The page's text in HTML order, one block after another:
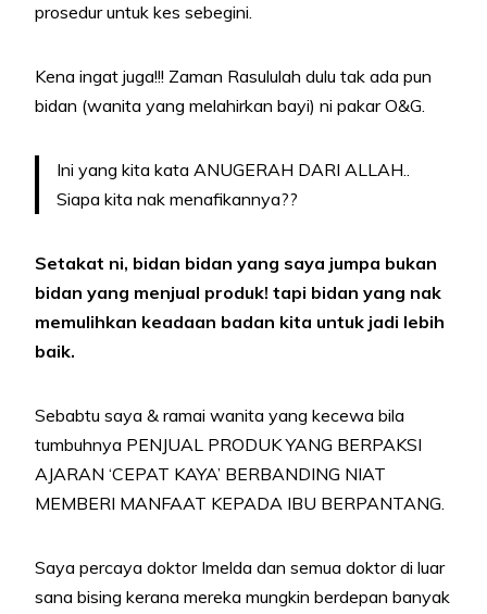
prosedur untuk kes sebegini.
Kena ingat juga!!! Zaman Rasululah dulu tak ada pun
bidan (wanita yang melahirkan bayi) ni pakar O&G.
Ini yang kita kata ANUGERAH DARI ALLAH..
Siapa kita nak menafikannya??
Setakat ni, bidan bidan yang saya jumpa bukan
bidan yang menjual produk! tapi bidan yang nak
memulihkan keadaan badan kita untuk jadi lebih
baik.
Sebabtu saya & ramai wanita yang kecewa bila
tumbuhnya PENJUAL PRODUK YANG BERPAKSI
AJARAN ‘CEPAT KAYA’ BERBANDING NIAT
MEMBERI MANFAAT KEPADA IBU BERPANTANG.
Saya percaya doktor Imelda dan semua doktor di luar
sana bising kerana mereka mungkin berdepan banyak